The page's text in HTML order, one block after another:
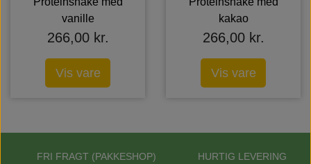
vanille
266,00 kr.
Vis vare
kakao
266,00 kr.
Vis vare
FRI FRAGT (PAKKESHOP) HURTIG LEVERING